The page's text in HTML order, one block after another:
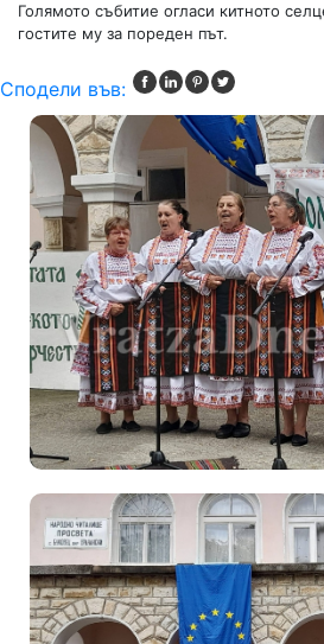
Голямото събитие огласи китното
гостите му за пореден път.
Сподели във: